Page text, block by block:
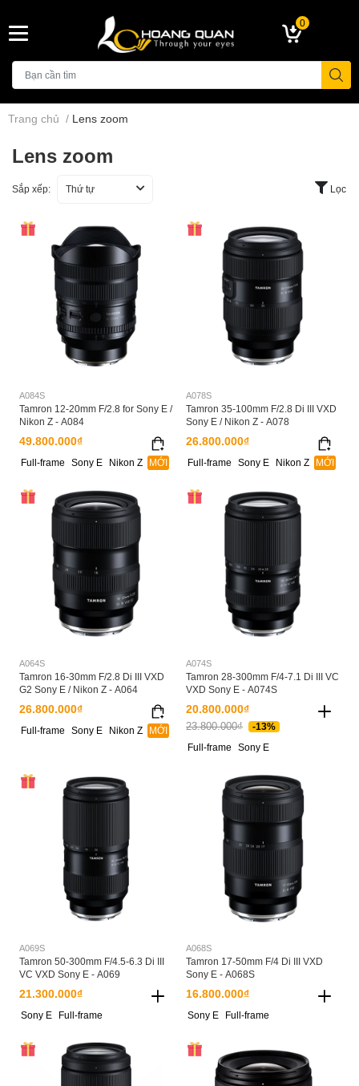
0
Trang chủ / Lens zoom
Lens zoom
Sắp xếp: Thứ tự Lọc
A084S
Tamron 12-20mm F/2.8 for Sony E /
Nikon Z - A084
49.800.000₫
Full-frame Sony E Nikon Z MỚI
A078S
Tamron 35-100mm F/2.8 Di III VXD
Sony E / Nikon Z - A078
26.800.000₫
Full-frame Sony E Nikon Z MỚI
A064S
Tamron 16-30mm F/2.8 Di III VXD
G2 Sony E / Nikon Z - A064
26.800.000₫
Full-frame Sony E Nikon Z MỚI
A074S
Tamron 28-300mm F/4-7.1 Di III VC
VXD Sony E - A074S
20.800.000₫
23.800.000₫
-13%
Full-frame Sony E
A069S
Tamron 50-300mm F/4.5-6.3 Di III
VC VXD Sony E - A069
21.300.000₫
Sony E Full-frame
A068S
Tamron 17-50mm F/4 Di III VXD
Sony E - A068S
16.800.000₫
Sony E Full-frame